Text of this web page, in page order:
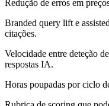
Redução de erros em
Branded query lift e
citações.
Velocidade entre deteção
respostas IA.
Horas poupadas por ciclo